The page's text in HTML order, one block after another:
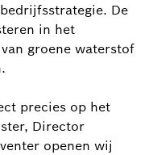
De
in het
groene waterstof
precies op het
Director
openen wij